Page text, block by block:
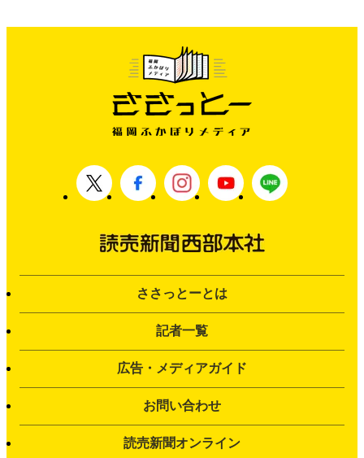
ささっとーとは
記者一覧
広告・メディアガイド
お問い合わせ
読売新聞オンライン